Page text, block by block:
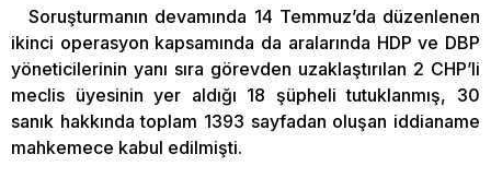
Soruşturmanın devamında 14 Temmuz’da düzenlenen
ikinci operasyon kapsamında da aralarında HDP ve DBP
yöneticilerinin yanı sıra görevden uzaklaştırılan 2 CHP’li
meclis üyesinin yer aldığı 18 şüpheli tutuklanmış, 30
sanık hakkında toplam 1393 sayfadan oluşan iddianame
mahkemece kabul edilmişti.